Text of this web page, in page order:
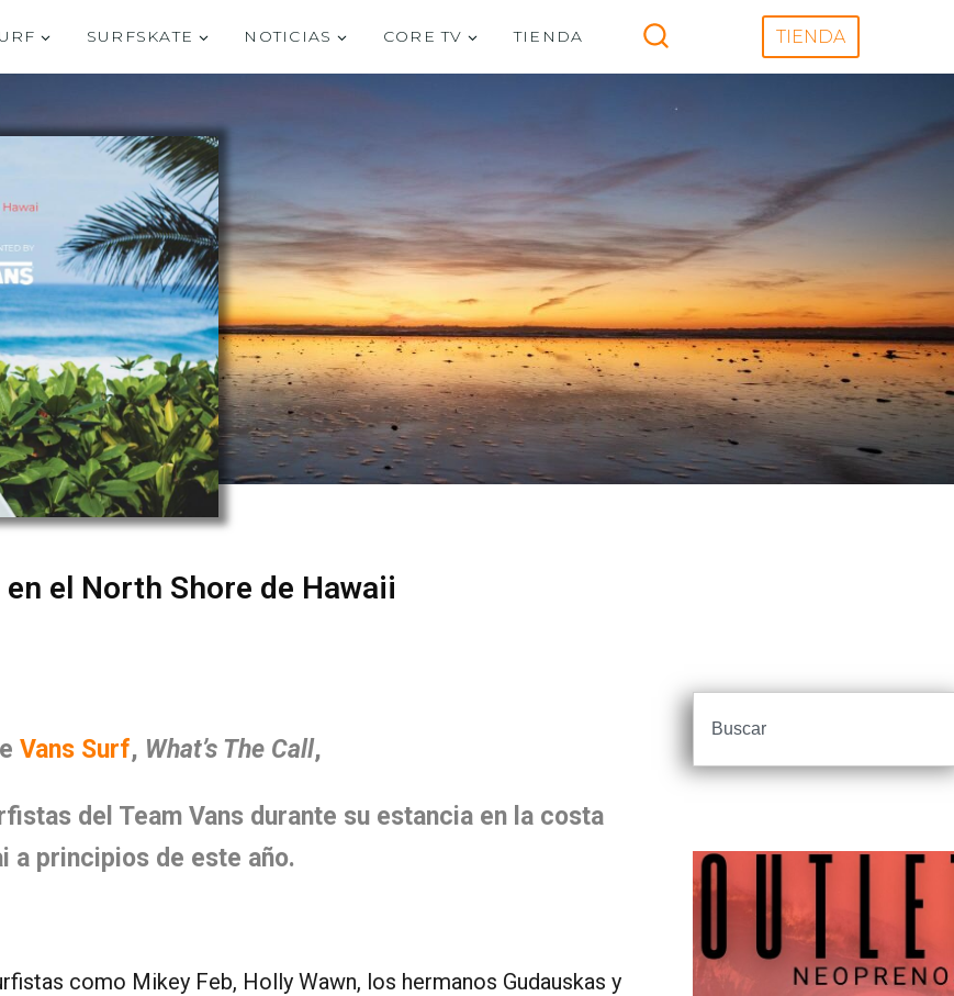
SURFSKATE NOTICIAS CORE TV TIENDA TIENDA
en el North Shore de Hawaii
Vans Surf, What’s The Call,
del Team Vans durante su estancia en la costa
a principios de este año.
como Mikey Feb, Holly Wawn, los hermanos Gudauskas y